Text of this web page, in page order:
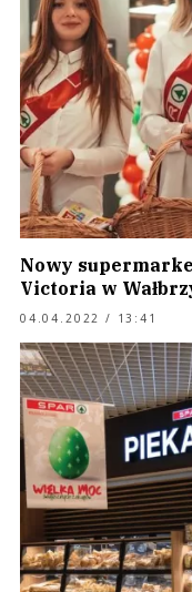
Nowy
Victoria w
04.04.2022 / 13:41